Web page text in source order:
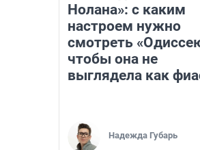
Нолана»: с каким
настроем нужно
смотреть
чтобы она не
выглядела как
Надежда Губарь